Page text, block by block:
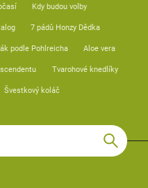
Kdy budou volby
7 pádů Honzy Dědka
podle Pohlreicha Aloe vera
Tvarohové knedlíky
Švestkový koláč